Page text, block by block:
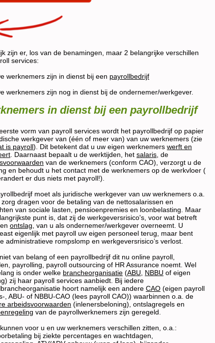
zijn er, los van de benamingen, maar 2 belangrijke verschillen
services:
werknemers zijn in dienst bij een payrollbedrijf
werknemers zijn nog in dienst bij de ondernemer/werkgever.
in dienst bij een payrollbedrijf
vorm van payroll services wordt het payrollbedrijf op papier
werkgever van (één of meer van) van uw werknemers (zie
is payroll). Dit betekent dat u uw eigen werknemers werft en
. Daarnaast bepaalt u de werktijden, het salaris , de
van de werknemers (conform CAO), verzorgt u de
en behoudt u het contact met de werknemers op de werkvloer (
er dus niets met payroll!).
moet als juridische werkgever van uw werknemers o.a.
dragen voor de betaling van de nettosalarissen en
van sociale lasten, pensioenpremies en loonbelasting. Maar
punt is, dat zij de werkgeversrisico's, voor wat betreft
en ontslag , van u als ondernemer/werkgever overneemt. U
eigenlijk met payroll uw eigen personeel terug, maar bent
administratieve rompslomp en werkgeversrisico’s verlost.
van belang of een payrollbedrijf dit nu online payroll,
payrolling, payroll outsourcing of HR Assurance noemt. Wel
is onder welke brancheorganisatie (ABU NBBU of eigen
zij haar payroll services aanbiedt. Bij iedere
hoort namelijk een andere CAO (eigen payroll
, ABU- of NBBU-CAO (lees payroll CAO)) waarbinnen o.a. de
arbeidsvoorwaarden (inlenersbeloning), ontslagregels en
van de payrollwerknemers zijn geregeld.
voor u en uw werknemers verschillen zitten, o.a.:
bij ziekte percentages en wachtdagen,